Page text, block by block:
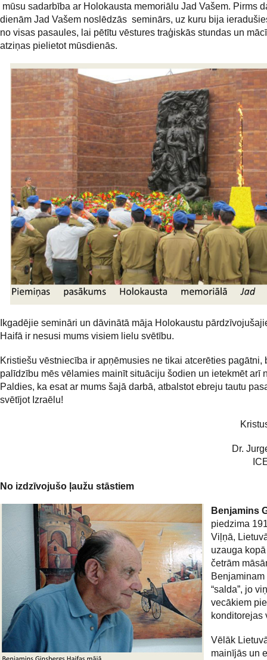
mūsu sadarbība ar Holokausta memoriālu Jad Vašem. Pirms
dienām Jad Vašem noslēdzās seminārs, uz kuru bija
no visas pasaules, lai pētītu vēstures traģiskās stundas un
atziņas pielietot mūsdienās.
Ikgadējie semināri un dāvinātā māja Holokaustu
Haifā ir nesusi mums visiem lielu svētību.
Kristiešu vēstniecība ir apņēmusies ne tikai atcerēties pagātni,
palīdzību mēs vēlamies mainīt situāciju šodien un ietekmēt arī
Paldies, ka esat ar mums šajā darbā, atbalstot ebreju tautu
svētījot Izraēlu!
Dr.
No izdzīvojušo ļaužu stāstiem
Benjamins
piedzima
Viļņā,
uzauga
četrām
Benjaminam
“salda”, jo
vecākiem
konditorejas
Vēlāk
mainījās un